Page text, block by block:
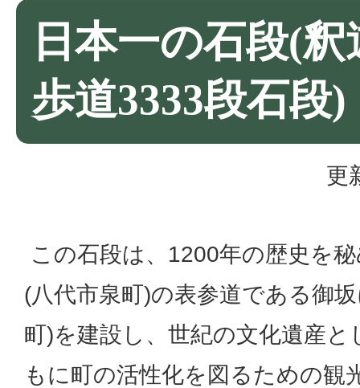
日本一の石段(
歩道3333段石段)
更
この石段は、1200年の歴史を
(八代市泉町)の表参道である御
町)を建設し、世紀の文化遺産
もに町の活性化を図るための観